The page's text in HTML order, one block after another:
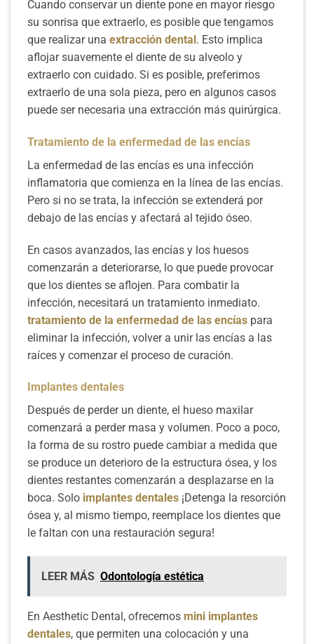
Cuando conservar un diente pone en mayor riesgo
su sonrisa que extraerlo, es posible que tengamos
que realizar una extracción dental. Esto implica
aflojar suavemente el diente de su alveolo y
extraerlo con cuidado. Si es posible, preferimos
extraerlo de una sola pieza, pero en algunos casos
puede ser necesaria una extracción más quirúrgica.
Tratamiento de la enfermedad de las encías
La enfermedad de las encías es una infección
inflamatoria que comienza en la línea de las encías.
Pero si no se trata, la infección se extenderá por
debajo de las encías y afectará al tejido óseo.
En casos avanzados, las encías y los huesos
comenzarán a deteriorarse, lo que puede provocar
que los dientes se aflojen. Para combatir la
infección, necesitará un tratamiento inmediato.
tratamiento de la enfermedad de las encías para
eliminar la infección, volver a unir las encías a las
raíces y comenzar el proceso de curación.
Implantes dentales
Después de perder un diente, el hueso maxilar
comenzará a perder masa y volumen. Poco a poco,
la forma de su rostro puede cambiar a medida que
se produce un deterioro de la estructura ósea, y los
dientes restantes comenzarán a desplazarse en la
boca. Solo implantes dentales ¡Detenga la resorción
ósea y, al mismo tiempo, reemplace los dientes que
le faltan con una restauración segura!
LEER MÁS Odontología estética
En Aesthetic Dental, ofrecemos mini implantes
dentales, que permiten una colocación y una